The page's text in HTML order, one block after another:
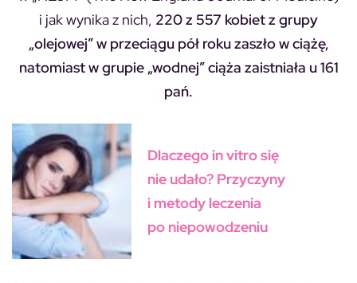
i jak wynika z nich, 220 z 557 kobiet z grupy
„olejowej” w przeciągu pół roku zaszło w ciążę,
natomiast w grupie „wodnej” ciąża zaistniała u 161
pań.
Dlaczego in vitro się
nie udało? Przyczyny
i metody leczenia
po niepowodzeniu